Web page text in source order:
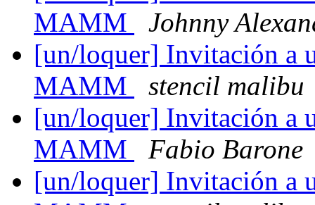
MAMM
Johnny
[un/loquer] Invitación a
MAMM
stencil malibu
[un/loquer] Invitación a
MAMM
Fabio Barone
[un/loquer] Invitación a